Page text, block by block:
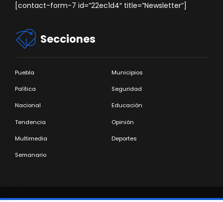
[contact-form-7 id=”22ec1d4″ title=”Newsletter”]
Secciones
Puebla Municipios
Política Seguridad
Nacional Educación
Tendencia Opinión
Multimedia Deportes
Semanario